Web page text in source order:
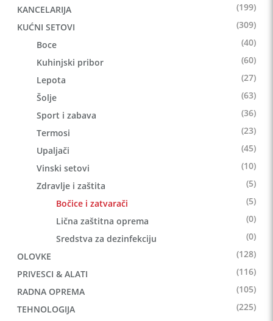
KANCELARIJA
(199)
KUĆNI SETOVI
(309)
Boce
(40)
Kuhinjski pribor
(60)
Lepota
(27)
Šolje
(63)
Sport i zabava
(36)
Termosi
(23)
Upaljači
(45)
Vinski setovi
(10)
Zdravlje i zaštita
(5)
Bočice i zatvarači
(5)
Lična zaštitna oprema
(0)
Sredstva za dezinfekciju
(0)
OLOVKE
(128)
PRIVESCI & ALATI
(116)
RADNA OPREMA
(105)
TEHNOLOGIJA
(225)